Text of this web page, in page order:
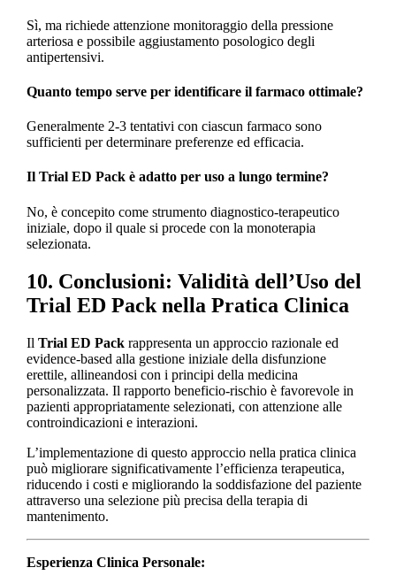
Sì, ma richiede attenzione monitoraggio della pressione
arteriosa e possibile aggiustamento posologico degli
antipertensivi.
Quanto tempo serve per identificare il farmaco ottimale?
Generalmente 2-3 tentativi con ciascun farmaco sono
sufficienti per determinare preferenze ed efficacia.
Il Trial ED Pack è adatto per uso a lungo termine?
No, è concepito come strumento diagnostico-terapeutico
iniziale, dopo il quale si procede con la monoterapia
selezionata.
10. Conclusioni: Validità dell’Uso del
Trial ED Pack nella Pratica Clinica
Il Trial ED Packrappresenta un approccio razionale ed
evidence-based alla gestione iniziale della disfunzione
erettile, allineandosi con i principi della medicina
personalizzata. Il rapporto beneficio-rischio è favorevole in
pazienti appropriatamente selezionati, con attenzione alle
controindicazioni e interazioni.
L’implementazione di questo approccio nella pratica clinica
può migliorare significativamente l’efficienza terapeutica,
riducendo i costi e migliorando la soddisfazione del paziente
attraverso una selezione più precisa della terapia di
mantenimento.
Esperienza Clinica Personale: